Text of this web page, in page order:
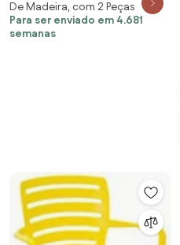
Máxima Móveis -
De Madeira, com 2 Peças
Para ser enviado em 4.681
semanas